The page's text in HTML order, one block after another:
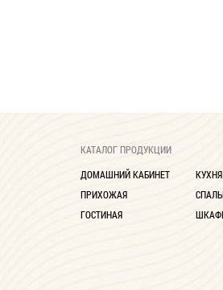
КАТАЛОГ ПРОДУКЦИИ
ДОМАШНИЙ КАБИНЕТ
ПРИХОЖАЯ
ГОСТИНАЯ
КУХНЯ